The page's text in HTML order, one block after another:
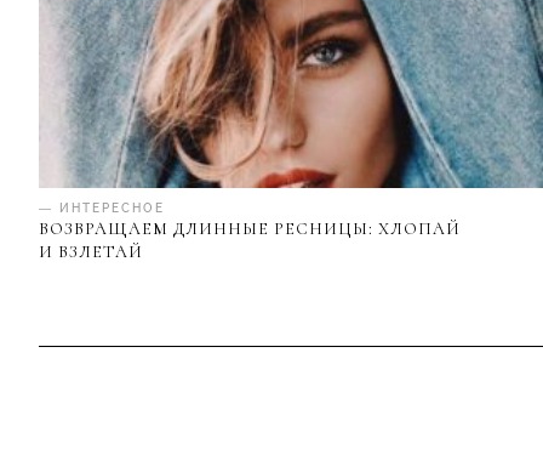
— ИНТЕРЕСНОЕ
ВОЗВРАЩАЕМ ДЛИННЫЕ РЕСНИЦЫ: ХЛОПАЙ
И ВЗЛЕТАЙ